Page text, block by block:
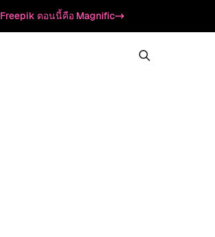
Freepik ตอนนี้คือ Magnific